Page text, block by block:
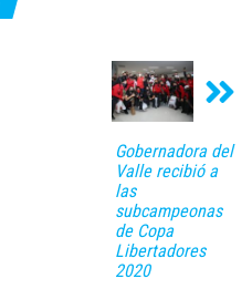
Gobernadora del
Valle recibió a
las
subcampeonas
de Copa
Libertadores
2020